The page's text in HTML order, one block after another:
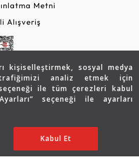
kişiselleştirmek, sosyal medya
analiz etmek için
ile tüm çerezleri kabul
seçeneği ile ayarları
Ayarları Düzenle
Kabul Et
SATIN ALIN
Metni
Alışveriş
- Bu sitenin tüm hakları